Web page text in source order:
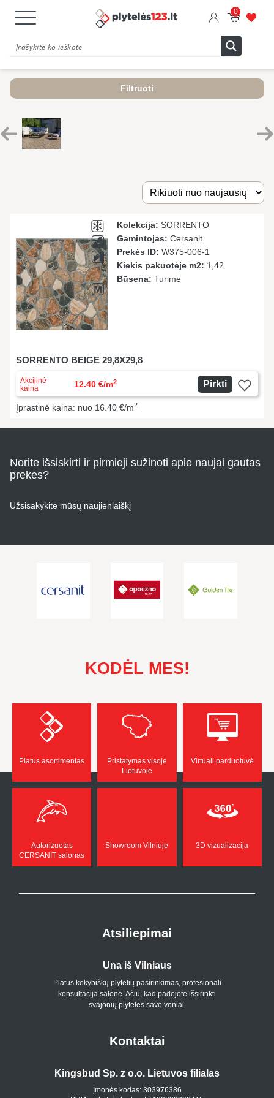
0
Filtruoti
Kolekcija: SORRENTO
Gamintojas: Cersanit
Prekės ID: W375-006-1
Kiekis pakuotėje m2: 1,42
Būsena: Turime
SORRENTO BEIGE 29,8X29,8
Akcijinė
kaina
12.40 €/m2 Pirkti
Įprastinė kaina: nuo 16.40 €/m2
Norite išsiskirti ir pirmieji sužinoti apie naujai gautas
prekes?
Užsisakykite mūsų naujienlaiškį
KODĖL MES!
Platus asortimentas
Pristatymas visoje
Lietuvoje
Virtuali parduotuvė
Autorizuotas
CERSANIT salonas
Showroom Vilniuje 3D vizualizacija
Atsiliepimai
Una iš Vilniaus
Platus kokybiškų plytelių pasirinkimas, profesionali
konsultacija salone. Ačiū, kad padėjote išsirinkti
svajonių plyteles savo voniai.
Kontaktai
Kingsbud Sp. z o.o. Lietuvos filialas
Įmonės kodas: 303976386